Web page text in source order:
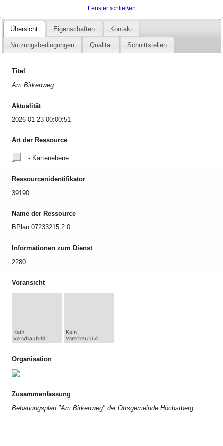
Fenster schließen
Übersicht Eigenschaften Kontakt
Nutzungsbedingungen Qualität Schnittstellen
Titel
Am Birkenweg
Aktualität
2026-01-23 00:00:51
Art der Ressource
- Kartenebene
Ressourcenidentifikator
39190
Name der Ressource
BPlan.07233215.2.0
Informationen zum Dienst
2280
Voransicht
Organisation
Zusammenfassung
Bebauungsplan "Am Birkenweg" der Ortsgemeinde Höchstberg